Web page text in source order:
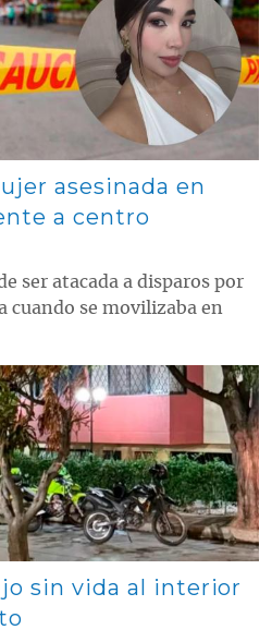
asesinada en
a centro
ser atacada a disparos por
cuando se movilizaba en
sin vida al interior